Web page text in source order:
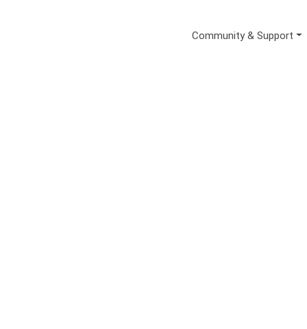
Secondary
Community & Support